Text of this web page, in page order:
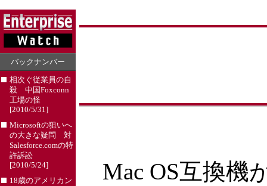
バックナンバー
相次ぐ従業員の自
殺 中国Foxconn
工場の怪
[2010/5/31]
Microsoftの狙いへ
の大きな疑問 対
Salesforce.comの特
許訴訟
[2010/5/24]
18歳のアメリカン
Mac OS互換機